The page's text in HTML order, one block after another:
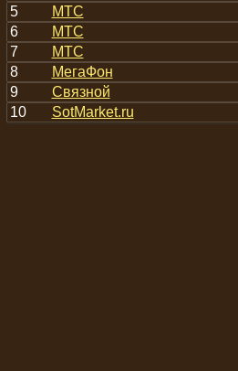
5
МТС
6
МТС
7
МТС
8
МегаФон
9
Связной
10
SotMarket.ru